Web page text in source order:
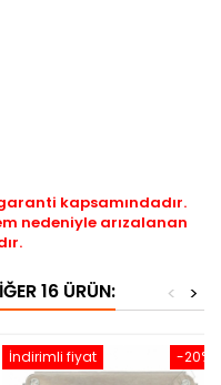
kapsamındadır.
nedeniyle arızalanan
16 ÜRÜN: >
<
-20%
İndirimli fiyat